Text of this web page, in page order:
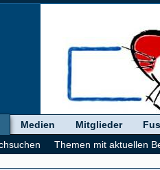
Themen mit aktuellen
Medien Mitglieder